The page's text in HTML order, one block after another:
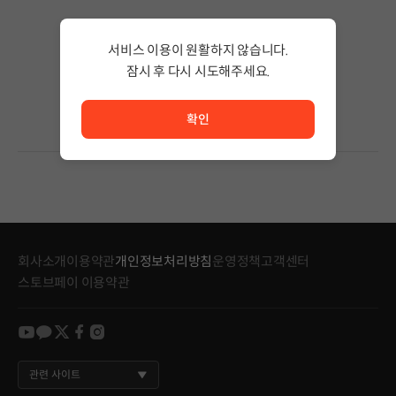
검색어의 단어 수를 줄이거나 필터조건을 변경하세요.
회사소개이용약관개인정보처리방침 운영정책고객센터
스토브페이 이용약관
youtube
kakao
twitter
facebook
instagram
관련 사이트
서비스 이용이 원활하지 않습니다.
잠시 후 다시 시도해주세요.
확인